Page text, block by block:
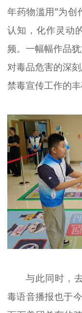
年药物滥用”为
认知，化作灵动
频。一幅幅作品
对毒品危害的深
禁毒宣传工作的丰
与此同时，
毒语音播报也于